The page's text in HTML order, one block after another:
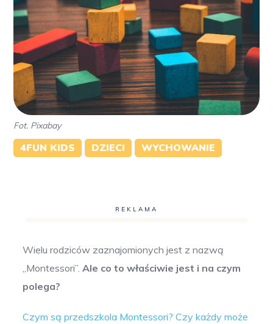
Fot. Pixabay
4FUN KIDS DZIECI WYCHOWANIE
REKLAMA
Wielu rodziców zaznajomionych jest z nazwą
„Montessori”.Ale co to właściwie jest i na czym
polega?
Czym są przedszkola Montessori? Czy każdy może